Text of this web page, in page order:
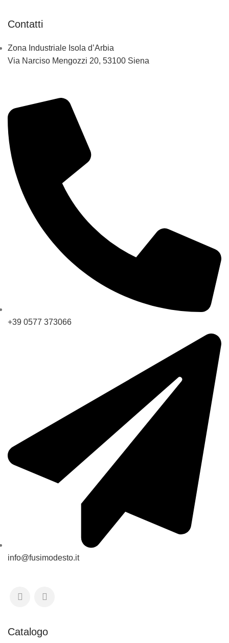
Contatti
Zona Industriale Isola d’Arbia
Via Narciso Mengozzi 20, 53100 Siena
+39 0577 373066
info@fusimodesto.it
Catalogo